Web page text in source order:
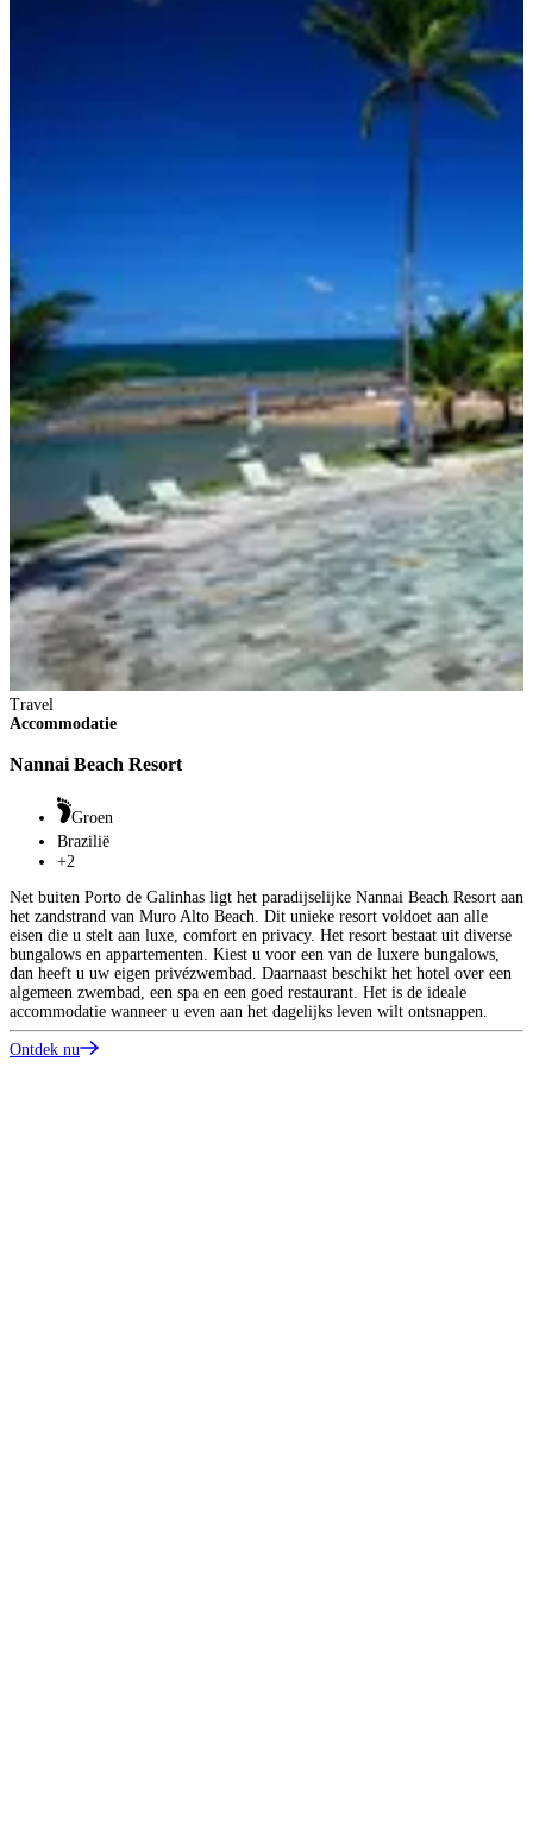
Travel
Accommodatie
Nannai Beach Resort
Groen
Brazilië
+2
Net buiten Porto de Galinhas ligt het paradijselijke Nannai Beach Resort aan
het zandstrand van Muro Alto Beach. Dit unieke resort voldoet aan alle
eisen die u stelt aan luxe, comfort en privacy. Het resort bestaat uit diverse
bungalows en appartementen. Kiest u voor een van de luxere bungalows,
dan heeft u uw eigen privézwembad. Daarnaast beschikt het hotel over een
algemeen zwembad, een spa en een goed restaurant. Het is de ideale
accommodatie wanneer u even aan het dagelijks leven wilt ontsnappen.
Ontdek nu